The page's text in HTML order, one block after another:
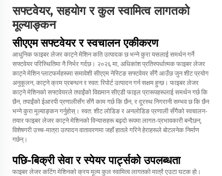
सफ्टवेयर, सहयोग र कुल स्वामित्व लागतको
मूल्याङ्कन
सीएएम सफ्टवेयर र स्वचालन एकीकरण
आधुनिक फाइबर लेजर काट्ने मेशिन कति उत्पादक छ भन्ने कुरा यसलाई समर्थन गर्ने
सफ्टवेयर परिस्थितिमा नै निर्भर गर्दछ। २०२६ मा, अधिकांश प्रतिस्पर्धात्मक फाइबर लेजर
काट्ने मेशिन प्लाटफर्महरूमा समावेशी सीएएम नेस्टिङ सफ्टवेयर सँगै आउँछ जुन शीट प्रयोग
अनुकूलन, काट्ने क्रम प्रबन्धन र स्वत: रिपोर्ट उत्पादन गर्न सक्षम हुन्छ। फाइबर लेजर
काट्ने मेशिनको सफ्टवेयरले तपाईंको विद्यमान सीएडी फाइल प्रारूपहरूलाई समर्थन गर्छ कि
छैन, तपाईंको ईआरपी प्रणालीसँग सँगै काम गर्छ कि छैन, र दूरस्थ निगरानी सम्भव छ कि छैन
भन्ने कुरा मूल्याङ्कन गर्नुहोस्। स्वत: शीट लोडिङ र अनलोडिङ प्रणाली सँगैको स्वचालन-
तयार फाइबर लेजर काट्ने मेशिनको विन्यासहरू बढ्दो रूपमा लागत-प्रभावकारी बन्दैछन्,
विशेषगरी उच्च-मात्रा उत्पादन वातावरणमा जहाँ हातले गरिने हेराहरूले बोटलनेक निर्माण
गर्छन्।
पछि-बिक्री सेवा र स्पेयर पार्ट्सको उपलब्धता
फाइबर लेजर कटिंग मेशिनको क्रय मूल्य कुल स्वामित्व लागतको मात्रै एउटा घटक हो।